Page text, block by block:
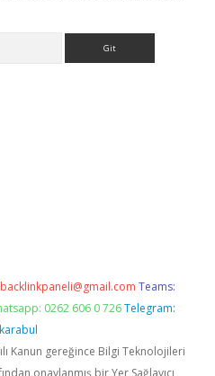
backlinkpaneli@gmail.com Teams:
0262 606 0 726 Telegram:
Kanun gereğince Bilgi Teknolojileri
onaylanmış bir Yer Sağlayıcı